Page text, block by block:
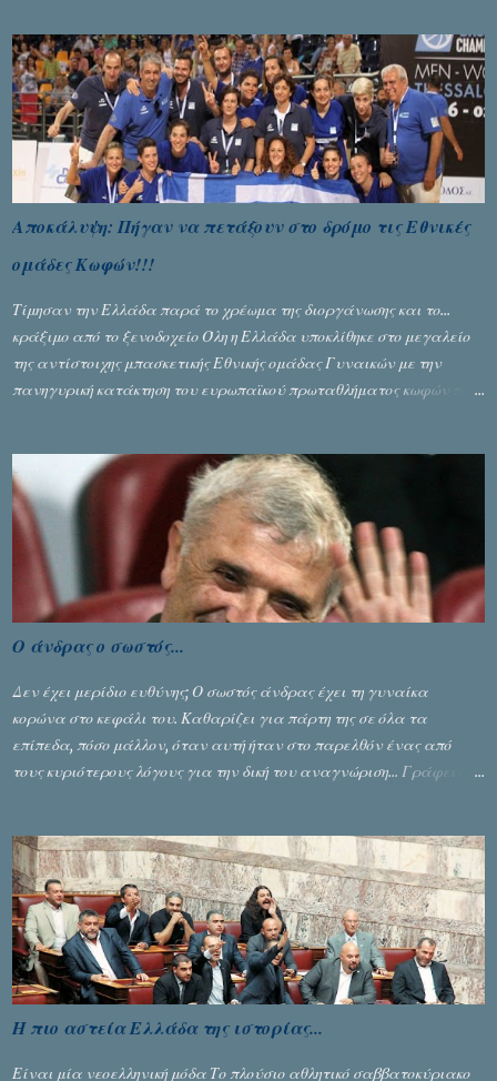
Αποκάλυψη: Πήγαν να πετάξουν στο δρόμο τις Εθνικές
ομάδες Κωφών!!!
Τίμησαν την Ελλάδα παρά το χρέωμα της διοργάνωσης και το...
κράξιμο από το ξενοδοχείο Όλη η Ελλάδα υποκλίθηκε στο μεγαλείο
της αντίστοιχης μπασκετικής Εθνικής ομάδας Γυναικών με την
πανηγυρική κατάκτηση του ευρωπαϊκού πρωταθλήματος κωφών που
Ζέρβα με την πορεία τους που ολοκληρώθηκε με τη νίκη τους στον
τελικό επί της Λιθουανίας, υπάρχουν και τα δυσάρεστα. Τα πολύ
δυσάρεστα...
Ο άνδρας ο σωστός...
Δεν έχει μερίδιο ευθύνης; Ο σωστός άνδρας έχει τη γυναίκα
κορώνα στο κεφάλι του. Καθαρίζει για πάρτη της σε όλα τα
επίπεδα, πόσο μάλλον, όταν αυτή ήταν στο παρελθόν ένας από
τους κυριότερους λόγους για την δική του αναγνώριση... Γράφει ο
Η πιο αστεία Ελλάδα της ιστορίας...
Είναι μία νεοελληνική μόδα Το πλούσιο αθλητικό σαββατοκύριακο